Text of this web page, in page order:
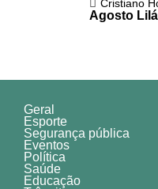
Cristiano
Agosto
Geral
Esporte
Segurança pública
Eventos
Política
Saúde
Educação